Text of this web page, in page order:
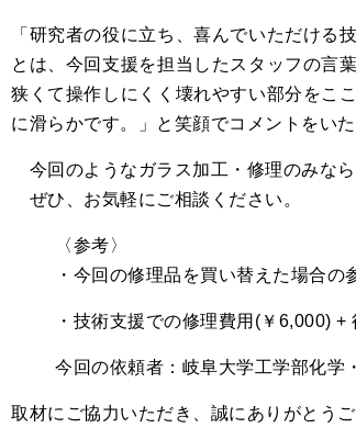
「研究者の役に立ち、喜んでいただける
とは、今回支援を担当したスタッフの言
狭くて操作しにくく壊れやすい部分をこ
に滑らかです。」と笑顔でコメントをい
今回のようなガラス加工・修理のみな
ぜひ、お気軽にご相談ください。
〈参考〉
・今回の修理品を買い替えた場合の
・技術支援での修理費用(￥6,000)
今回の依頼者：岐阜大学工学部化
取材にご協力いただき、誠にありがとうご